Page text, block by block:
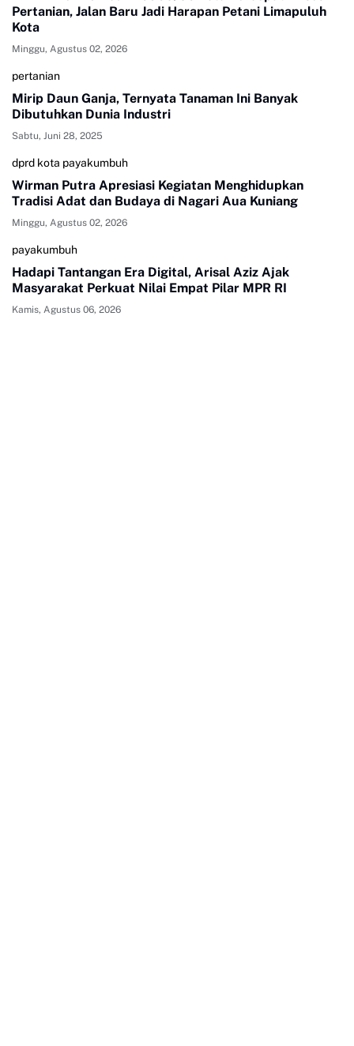
Pertanian, Jalan Baru Jadi Harapan Petani Limapuluh
Kota
Minggu, Agustus 02, 2026
pertanian
Mirip Daun Ganja, Ternyata Tanaman Ini Banyak
Dibutuhkan Dunia Industri
Sabtu, Juni 28, 2025
dprd kota payakumbuh
Wirman Putra Apresiasi Kegiatan Menghidupkan
Tradisi Adat dan Budaya di Nagari Aua Kuniang
Minggu, Agustus 02, 2026
payakumbuh
Hadapi Tantangan Era Digital, Arisal Aziz Ajak
Masyarakat Perkuat Nilai Empat Pilar MPR RI
Kamis, Agustus 06, 2026